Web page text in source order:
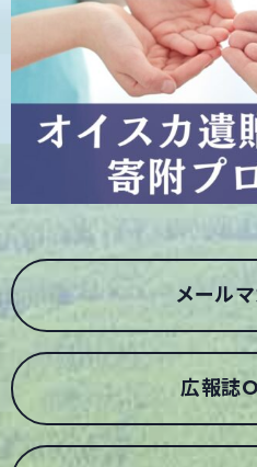
メール
広報誌